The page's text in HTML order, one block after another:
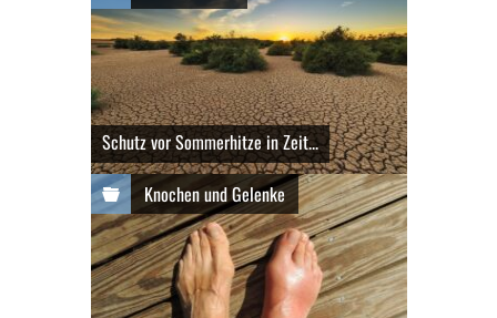
Schutz vor Sommerhitze in Zeit...
Knochen und Gelenke